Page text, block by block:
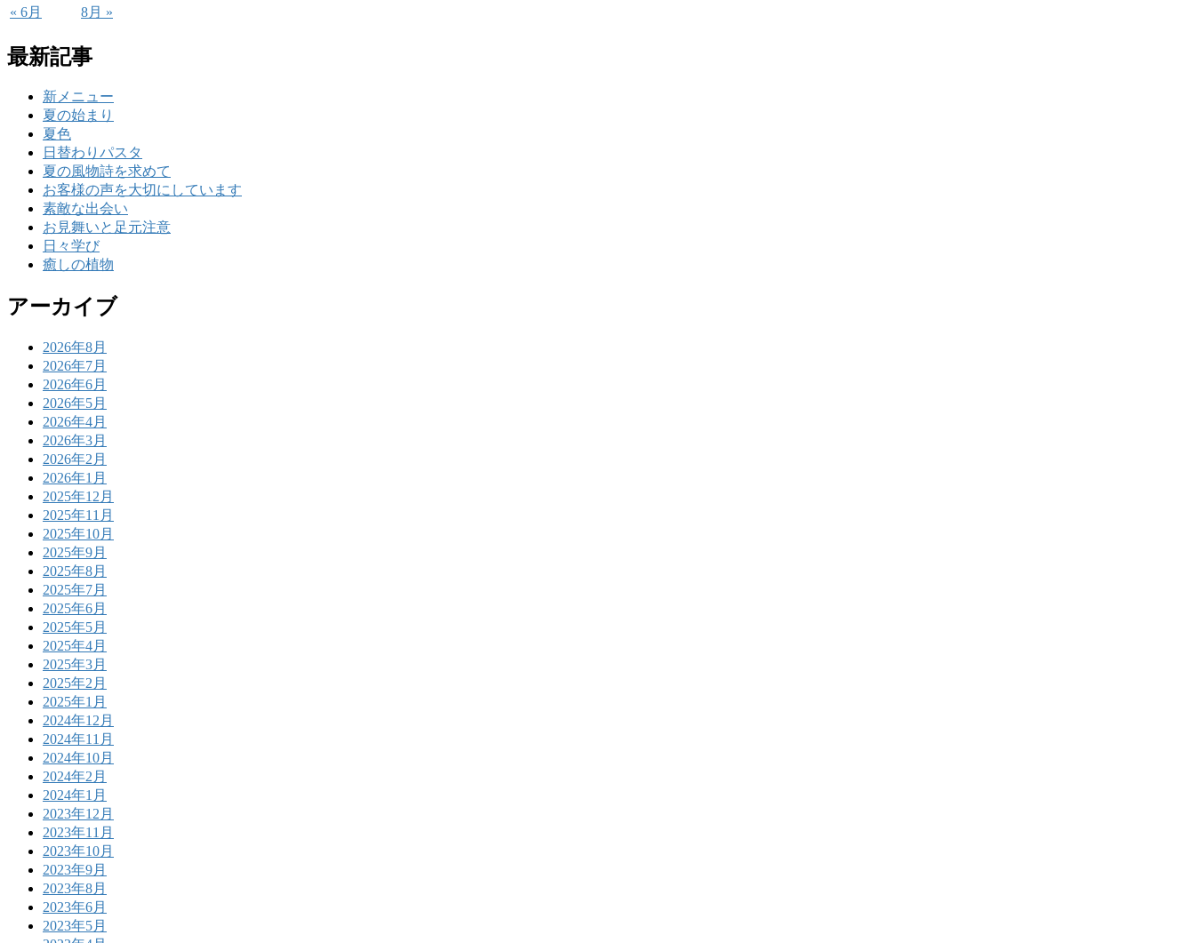
« 6月 8月 »
最新記事
新メニュー
夏の始まり
夏色
日替わりパスタ
夏の風物詩を求めて
お客様の声を大切にしています
素敵な出会い
お見舞いと足元注意
日々学び
癒しの植物
アーカイブ
2026年8月
2026年7月
2026年6月
2026年5月
2026年4月
2026年3月
2026年2月
2026年1月
2025年12月
2025年11月
2025年10月
2025年9月
2025年8月
2025年7月
2025年6月
2025年5月
2025年4月
2025年3月
2025年2月
2025年1月
2024年12月
2024年11月
2024年10月
2024年2月
2024年1月
2023年12月
2023年11月
2023年10月
2023年9月
2023年8月
2023年6月
2023年5月